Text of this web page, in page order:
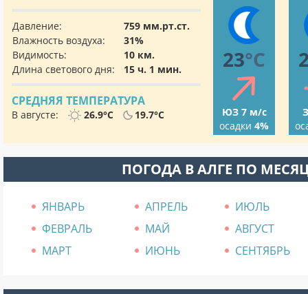
Давление:
759 мм.рт.ст.
Влажность воздуха:
31%
Видимость:
10 км.
Длина светового дня:
15 ч. 1 мин.
СРЕДНЯЯ ТЕМПЕРАТУРА
В августе: 26.9°C 19.7°C
23°C
ЮЗ 7 м/с
осадки 4%
ПОГОДА В АЛГЕ ПО
ЯНВАРЬ АПРЕЛЬ
ИЮЛЬ
ФЕВРАЛЬ
МАЙ
АВГУСТ
МАРТ
ИЮНЬ СЕНТЯБРЬ